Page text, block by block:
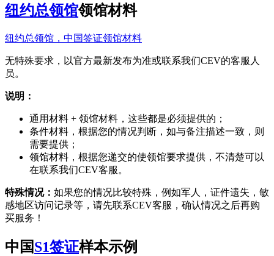
纽约总领馆领馆材料
纽约总领馆，中国签证领馆材料
无特殊要求，以官方最新发布为准或联系我们CEV的客服人
员。
说明：
通用材料 + 领馆材料，这些都是必须提供的；
条件材料，根据您的情况判断，如与备注描述一致，则
需要提供；
领馆材料，根据您递交的使领馆要求提供，不清楚可以
在联系我们CEV客服。
特殊情况： 如果您的情况比较特殊，例如军人，证件遗失，敏
感地区访问记录等，请先联系CEV客服，确认情况之后再购
买服务！
中国S1签证样本示例